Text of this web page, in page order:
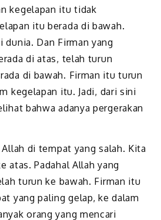
kegelapan itu tidak
itu berada di bawah.
dunia. Dan Firman yang
di atas, telah turun
di bawah. Firman itu turun
kegelapan itu. Jadi, dari sini
bahwa adanya pergerakan
di tempat yang salah. Kita
atas. Padahal Allah yang
turun ke bawah. Firman itu
yang paling gelap, ke dalam
orang yang mencari